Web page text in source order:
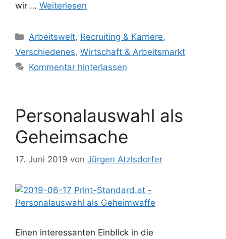
wir … Weiterlesen
Kategorien
Arbeitswelt, Recruiting & Karriere,
Verschiedenes, Wirtschaft & Arbeitsmarkt
Kommentar hinterlassen
Personalauswahl als
Geheimsache
17. Juni 2019 von Jürgen Atzlsdorfer
Einen interessanten Einblick in die